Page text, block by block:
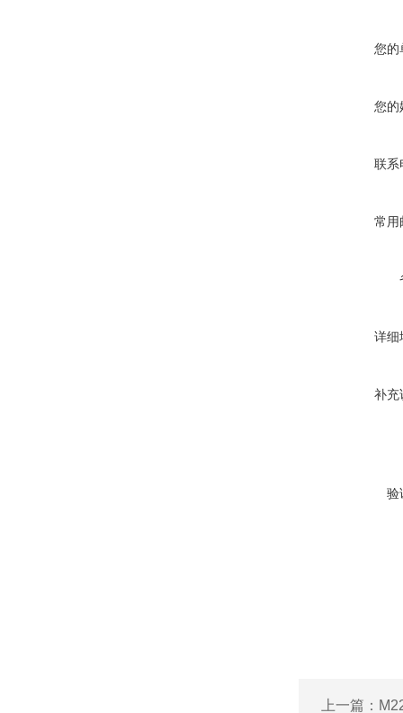
您的
您的
联系
常用
详细
补充
验
上一篇：